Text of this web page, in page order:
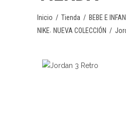
Inicio / Tienda / BEBE E
NIKE, NUEVA COLECCIÓN /